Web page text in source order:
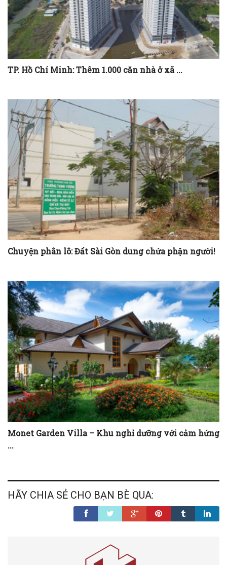
TP. Hồ Chí Minh: Thêm 1.000 căn nhà ở xã ...
Chuyện phân lô: Đất Sài Gòn dung chứa phận người!
Monet Garden Villa – Khu nghỉ dưỡng với cảm hứng
...
HÃY CHIA SẺ CHO BẠN BÈ QUA: